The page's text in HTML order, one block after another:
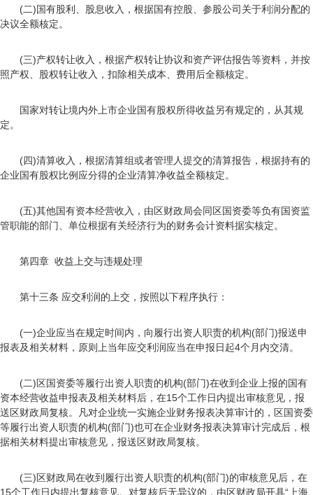
(二)国有股利、股息收入，根据国有控股、参股公司关于利润分配的
决议全额核定。
(三)产权转让收入，根据产权转让协议和资产评估报告等资料，并按
照产权、股权转让收入，扣除相关成本、费用后全额核定。
国家对转让境内外上市企业国有股权所得收益另有规定的，从其规
定。
(四)清算收入，根据清算组或者管理人提交的清算报告，根据持有的
企业国有股权比例应分得的企业清算净收益全额核定。
(五)其他国有资本经营收入，由区财政局会同区国资委等负有国资监
管职能的部门、单位根据有关经济行为的财务会计资料据实核定。
第四章 收益上交与违规处理
第十三条 应交利润的上交，按照以下程序执行：
(一)企业应当在规定时间内，向履行出资人职责的机构(部门)报送申
报表及相关材料，原则上当年应交利润应当在申报日起4个月内交清。
(二)区国资委等履行出资人职责的机构(部门)在收到企业上报的国有
资本经营收益申报表及相关材料后，在15个工作日内提出审核意见，报
送区财政局复核。凡对企业统一实施企业财务报表决算审计的，区国资委
等履行出资人职责的机构(部门)也可在企业财务报表决算审计完成后，根
据相关材料提出审核意见，报送区财政局复核。
(三)区财政局在收到履行出资人职责的机构(部门)的审核意见后，在
15个工作日内提出复核意见。对复核后无异议的，由区财政局开具“上海